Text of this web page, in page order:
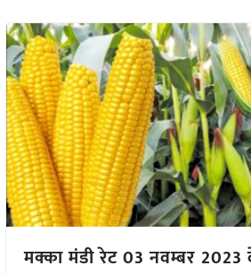
मक्का मंडी रेट 03 नवम्बर